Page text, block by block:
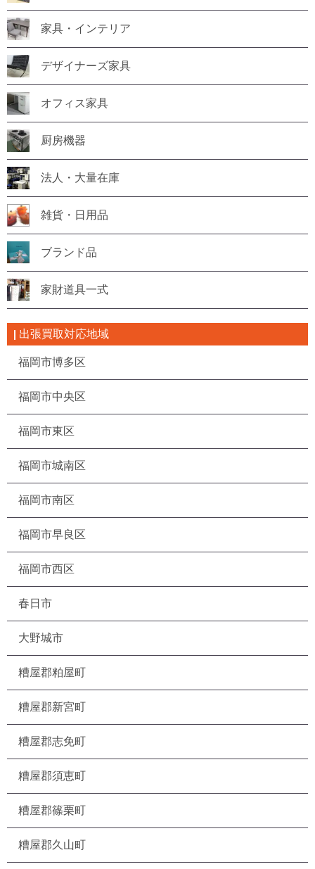
家具・インテリア
デザイナーズ家具
オフィス家具
厨房機器
法人・大量在庫
雑貨・日用品
ブランド品
家財道具一式
出張買取対応地域
福岡市博多区
福岡市中央区
福岡市東区
福岡市城南区
福岡市南区
福岡市早良区
福岡市西区
春日市
大野城市
糟屋郡粕屋町
糟屋郡新宮町
糟屋郡志免町
糟屋郡須恵町
糟屋郡篠栗町
糟屋郡久山町